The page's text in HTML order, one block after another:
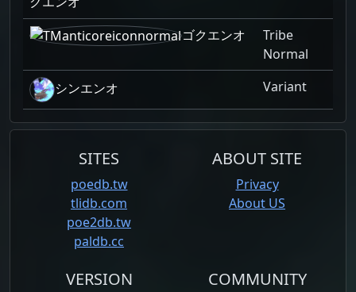
ゴクエンオ
Tribe
Normal
シンエンオ
Variant
SITES
poedb.tw
tlidb.com
poe2db.tw
paldb.cc
ABOUT SITE
Privacy
About US
VERSION COMMUNITY